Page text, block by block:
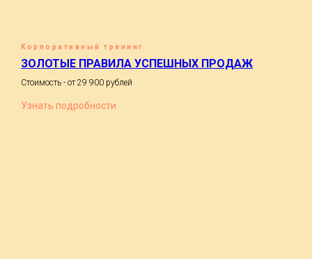
Корпоративный тренинг
ЗОЛОТЫЕ ПРАВИЛА УСПЕШНЫХ ПРОДАЖ
Стоимость - от 29 900 рублей
Узнать подробности